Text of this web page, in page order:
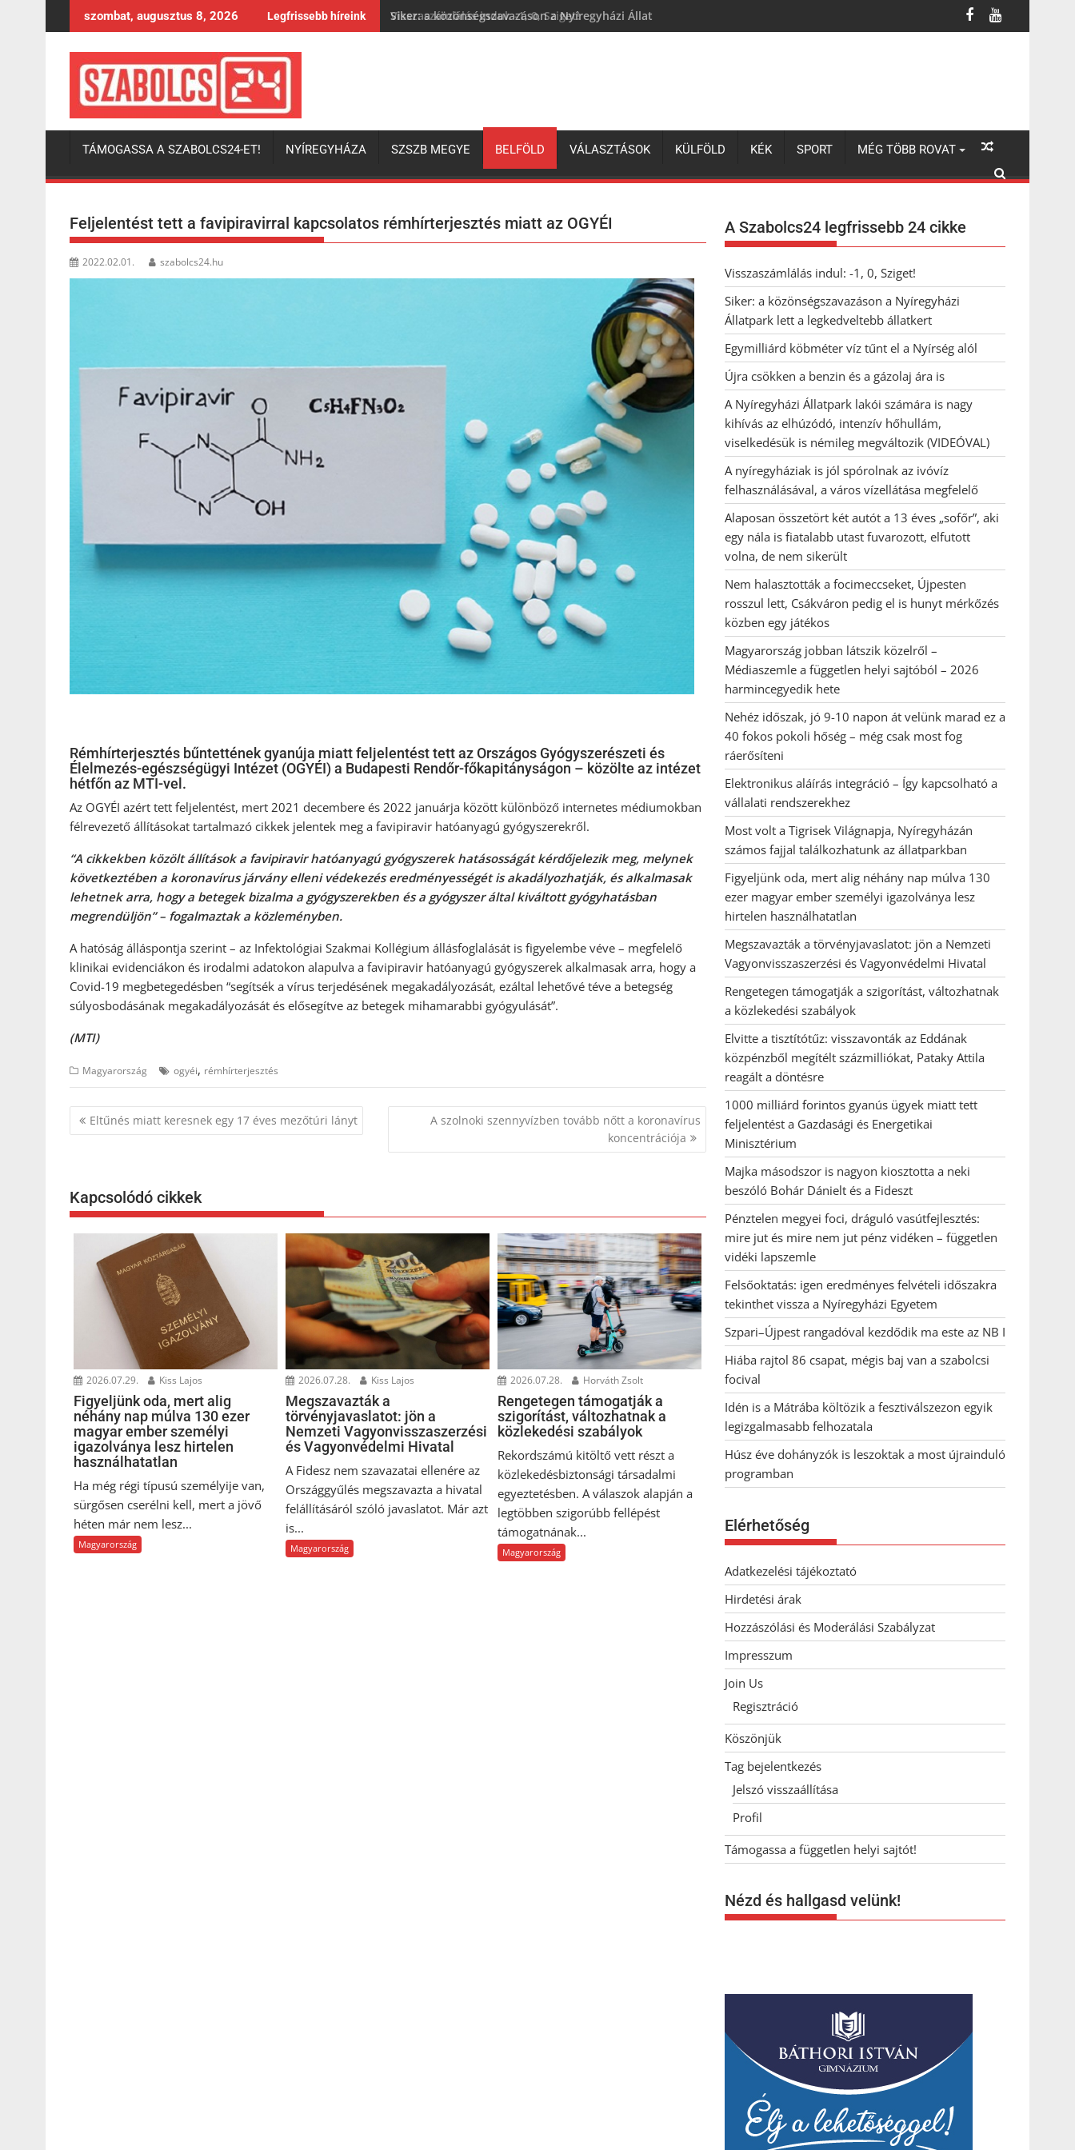
to
szombat, augusztus 8, 2026 Legfrissebb híreink Siker: a közönségszavazáson a Nyíregyházi Állatpark lett a legkedveltebb állatkert
TÁMOGASSA A SZABOLCS24-ET! NYÍREGYHÁZA SZSZB MEGYE BELFÖLD VÁLASZTÁSOK KÜLFÖLD KÉK SPORT MÉG TÖBB ROVAT
Feljelentést tett a favipiravirral kapcsolatos rémhírterjesztés miatt az OGYÉI
2022.02.01. szabolcs24.hu
Rémhírterjesztés bűntettének gyanúja miatt feljelentést tett az Országos Gyógyszerészeti és
Élelmezés-egészségügyi Intézet (OGYÉI) a Budapesti Rendőr-főkapitányságon – közölte az intézet
hétfőn az MTI-vel.
Az OGYÉI azért tett feljelentést, mert 2021 decembere és 2022 januárja között különböző internetes médiumokban
félrevezető állításokat tartalmazó cikkek jelentek meg a favipiravir hatóanyagú gyógyszerekről.
“A cikkekben közölt állítások a favipiravir hatóanyagú gyógyszerek hatásosságát kérdőjelezik meg, melynek
következtében a koronavírus járvány elleni védekezés eredményességét is akadályozhatják, és alkalmasak
lehetnek arra, hogy a betegek bizalma a gyógyszerekben és a gyógyszer által kiváltott gyógyhatásban
megrendüljön” – fogalmaztak a közleményben.
A hatóság álláspontja szerint – az Infektológiai Szakmai Kollégium állásfoglalását is figyelembe véve – megfelelő
klinikai evidenciákon és irodalmi adatokon alapulva a favipiravir hatóanyagú gyógyszerek alkalmasak arra, hogy a
Covid-19 megbetegedésben “segítsék a vírus terjedésének megakadályozását, ezáltal lehetővé téve a betegség
súlyosbodásának megakadályozását és elősegítve az betegek mihamarabbi gyógyulását”.
(MTI)
Magyarország ogyéi, rémhírterjesztés
Bejegyzés
navigáció
Eltűnés miatt keresnek egy 17 éves mezőtúri lányt
A szolnoki szennyvízben tovább nőtt a koronavírus
koncentrációja
Kapcsolódó cikkek
2026.07.29. Kiss Lajos
Figyeljünk oda, mert alig
néhány nap múlva 130 ezer
magyar ember személyi
igazolványa lesz hirtelen
használhatatlan
Ha még régi típusú személyije van,
sürgősen cserélni kell, mert a jövő
héten már nem lesz...
Magyarország
2026.07.28. Kiss Lajos
Megszavazták a
törvényjavaslatot: jön a
Nemzeti Vagyonvisszaszerzési
és Vagyonvédelmi Hivatal
A Fidesz nem szavazatai ellenére az
Országgyűlés megszavazta a hivatal
felállításáról szóló javaslatot. Már azt
is...
Magyarország
2026.07.28. Horváth Zsolt
Rengetegen támogatják a
szigorítást, változhatnak a
közlekedési szabályok
Rekordszámú kitöltő vett részt a
közlekedésbiztonsági társadalmi
egyeztetésben. A válaszok alapján a
legtöbben szigorúbb fellépést
támogatnának...
Magyarország
A Szabolcs24 legfrissebb 24 cikke
Visszaszámlálás indul: -1, 0, Sziget!
Siker: a közönségszavazáson a Nyíregyházi
Állatpark lett a legkedveltebb állatkert
Egymilliárd köbméter víz tűnt el a Nyírség alól
Újra csökken a benzin és a gázolaj ára is
A Nyíregyházi Állatpark lakói számára is nagy
kihívás az elhúzódó, intenzív hőhullám,
viselkedésük is némileg megváltozik (VIDEÓVAL)
A nyíregyháziak is jól spórolnak az ivóvíz
felhasználásával, a város vízellátása megfelelő
Alaposan összetört két autót a 13 éves „sofőr”, aki
egy nála is fiatalabb utast fuvarozott, elfutott
volna, de nem sikerült
Nem halasztották a focimeccseket, Újpesten
rosszul lett, Csákváron pedig el is hunyt mérkőzés
közben egy játékos
Magyarország jobban látszik közelről –
Médiaszemle a független helyi sajtóból – 2026
harmincegyedik hete
Nehéz időszak, jó 9-10 napon át velünk marad ez a
40 fokos pokoli hőség – még csak most fog
ráerősíteni
Elektronikus aláírás integráció – Így kapcsolható a
vállalati rendszerekhez
Most volt a Tigrisek Világnapja, Nyíregyházán
számos fajjal találkozhatunk az állatparkban
Figyeljünk oda, mert alig néhány nap múlva 130
ezer magyar ember személyi igazolványa lesz
hirtelen használhatatlan
Megszavazták a törvényjavaslatot: jön a Nemzeti
Vagyonvisszaszerzési és Vagyonvédelmi Hivatal
Rengetegen támogatják a szigorítást, változhatnak
a közlekedési szabályok
Elvitte a tisztítótűz: visszavonták az Eddának
közpénzből megítélt százmilliókat, Pataky Attila
reagált a döntésre
1000 milliárd forintos gyanús ügyek miatt tett
feljelentést a Gazdasági és Energetikai
Minisztérium
Majka másodszor is nagyon kiosztotta a neki
beszóló Bohár Dánielt és a Fideszt
Pénztelen megyei foci, dráguló vasútfejlesztés:
mire jut és mire nem jut pénz vidéken – független
vidéki lapszemle
Felsőoktatás: igen eredményes felvételi időszakra
tekinthet vissza a Nyíregyházi Egyetem
Szpari–Újpest rangadóval kezdődik ma este az NB I
Hiába rajtol 86 csapat, mégis baj van a szabolcsi
focival
Idén is a Mátrába költözik a fesztiválszezon egyik
legizgalmasabb felhozatala
Húsz éve dohányzók is leszoktak a most újrainduló
programban
Elérhetőség
Adatkezelési tájékoztató
Hirdetési árak
Hozzászólási és Moderálási Szabályzat
Impresszum
Join Us
Regisztráció
Köszönjük
Tag bejelentkezés
Jelszó visszaállítása
Profil
Támogassa a független helyi sajtót!
Nézd és hallgasd velünk!